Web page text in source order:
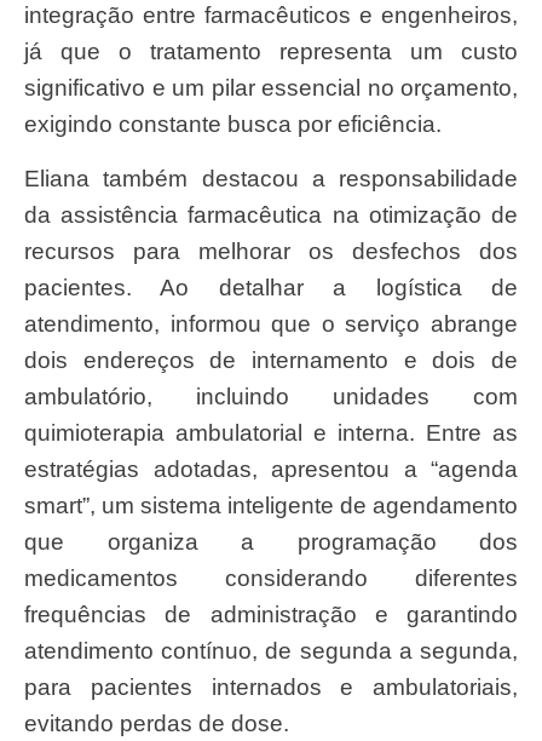
integração entre farmacêuticos e engenheiros,
já que o tratamento representa um custo
significativo e um pilar essencial no orçamento,
exigindo constante busca por eficiência.
Eliana também destacou a responsabilidade
da assistência farmacêutica na otimização de
recursos para melhorar os desfechos dos
pacientes. Ao detalhar a logística de
atendimento, informou que o serviço abrange
dois endereços de internamento e dois de
ambulatório, incluindo unidades com
quimioterapia ambulatorial e interna. Entre as
estratégias adotadas, apresentou a “agenda
smart”, um sistema inteligente de agendamento
que organiza a programação dos
medicamentos considerando diferentes
frequências de administração e garantindo
atendimento contínuo, de segunda a segunda,
para pacientes internados e ambulatoriais,
evitando perdas de dose.